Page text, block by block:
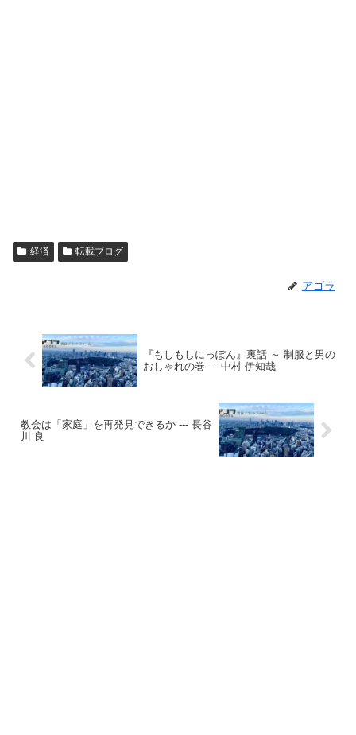
経済 転載ブログ
アゴラ
『もしもしにっぽん』裏話 ～ 制服と男の
おしゃれの巻 --- 中村 伊知哉
教会は「家庭」を再発見できるか --- 長谷
川 良